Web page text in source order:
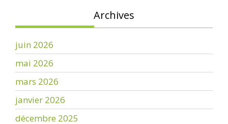
Archives
juin 2026
mai 2026
mars 2026
janvier 2026
décembre 2025